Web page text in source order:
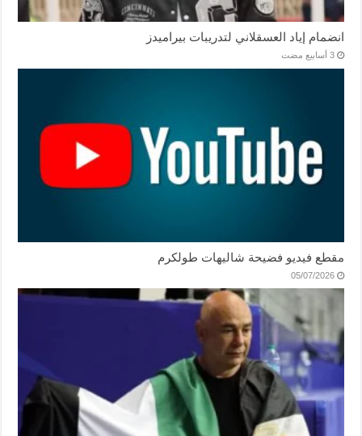
انضمام إياد العسقلاني لتدريبات بيراميدز
‏3 أسابيع مضت
مقطع فيديو فضيحة شاليهات طولكرم
05/07/2026